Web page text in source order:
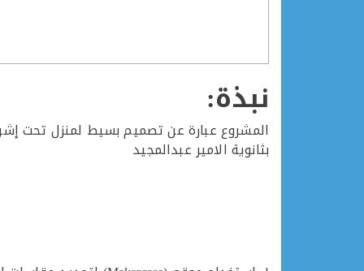
نبذة:
المشروع عبارة عن تصميم بسيط لمنزل تحت
بثانوية الامير عبدالمجيد